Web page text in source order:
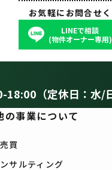
お気軽にお問合せ
LINEで相談
(物件オーナー専用)
18:00（定休日：水/
の事業について
買
サルティング